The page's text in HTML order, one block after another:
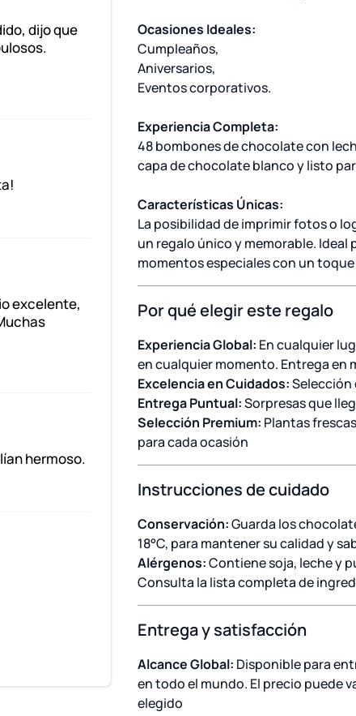
dijo que
excelente,
hermoso.
Ocasiones Ideales:
Cumpleaños,
Aniversarios,
Eventos corporativos.
Experiencia Completa:
48 bombones de chocolate con
capa de chocolate blanco y listo
Características Únicas:
La posibilidad de imprimir fotos o
un regalo único y memorable.
momentos especiales con un
Por qué elegir este regalo
Experiencia Global: En cualquier
en cualquier momento. Entrega en
Excelencia en Cuidados:Selección
Entrega Puntual:Sorpresas que
Selección Premium: Plantas
para cada ocasión
Instrucciones de cuidado
Conservación:Guarda los
18°C, para mantener su calidad y
Alérgenos:Contiene soja, leche y
Consulta la lista completa de
Entrega y satisfacción
Alcance Global: Disponible para
en todo el mundo. El precio puede
elegido